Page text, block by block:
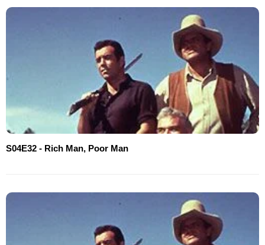
S04E32 - Rich Man, Poor Man